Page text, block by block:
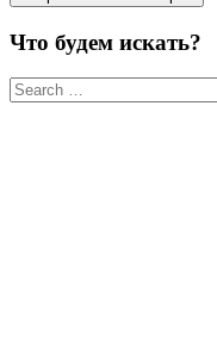
Что будем искать?
Результаты
поиска